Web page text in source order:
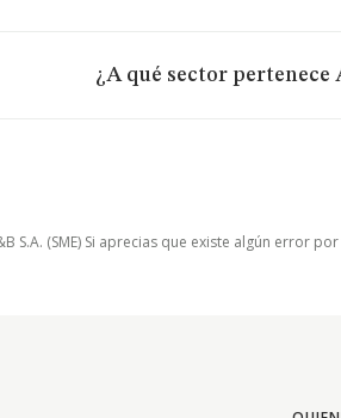
¿A qué sector pertenece
S.A. (SME) Si aprecias que existe algún error